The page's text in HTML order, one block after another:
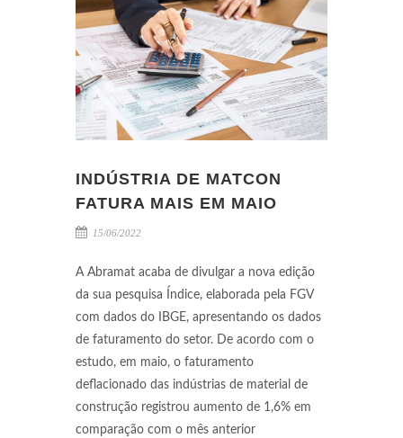
INDÚSTRIA DE MATCON
FATURA MAIS EM MAIO
15/06/2022
A Abramat acaba de divulgar a nova edição
da sua pesquisa Índice, elaborada pela FGV
com dados do IBGE, apresentando os dados
de faturamento do setor. De acordo com o
estudo, em maio, o faturamento
deflacionado das indústrias de material de
construção registrou aumento de 1,6% em
comparação com o mês anterior